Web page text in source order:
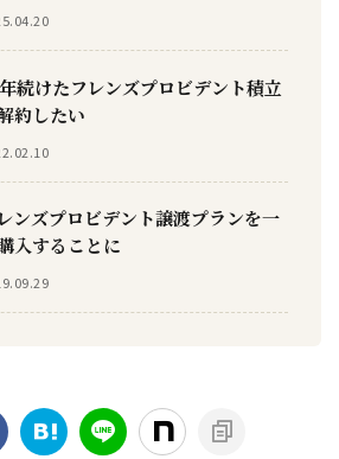
続けたフレンズプロビデント積立
約したい
ンズプロビデント譲渡プランを一
入することに